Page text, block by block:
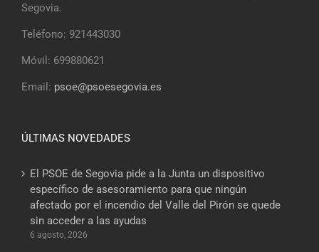
Segovia.
Teléfono: 921443030
Móvil: 699880621
Email: psoe@psoesegovia.es
ÚLTIMAS NOVEDADES
El PSOE de Segovia pide a la Junta un dispositivo
específico de asesoramiento para que ningún
afectado por el incendio del Valle del Pirón se quede
sin acceder a las ayudas
6 agosto, 2026